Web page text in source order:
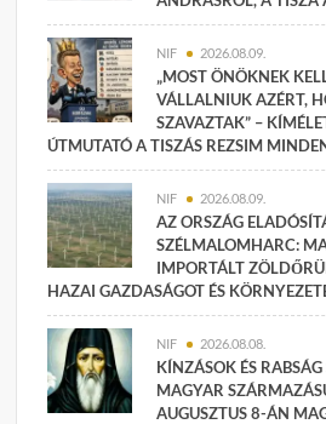
NIF 2026.08.09.
„MOST ÖNÖKNEK
VÁLLALNIUK AZÉRT,
SZAVAZTAK” –
ÚTMUTATÓ A TISZÁS REZSIM
NIF 2026.08.09.
AZ ORSZÁG
SZÉLMALOMHARC:
IMPORTÁLT
HAZAI GAZDASÁGOT ÉS
NIF 2026.08.08.
KÍNZÁSOK ÉS
MAGYAR
AUGUSZTUS 8-ÁN